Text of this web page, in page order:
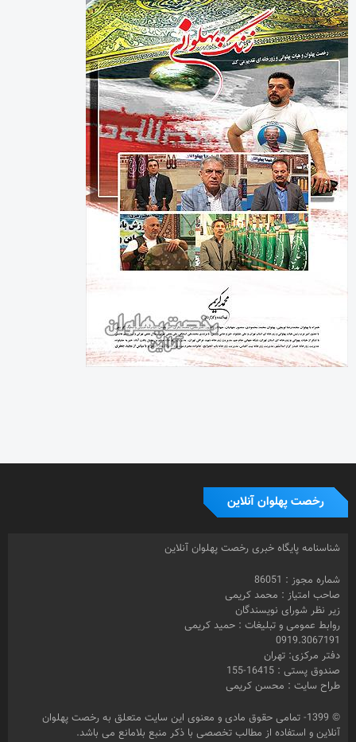
رخصت پهلوان آنلاین
شناسنامه پایگاه خبری رخصت پهلوان آنلاین
شماره مجوز : 86051
صاحب امتیاز : محمد کریمی
زیر نظر شورای نویسندگان
روابط عمومی و تبلیغات : حمید کریمی
0919.3067191
دفتر مرکزی: تهران
صندوق پستی : 16415-155
طراح سایت : محسن کریمی
© 1399- تمامی حقوق مادی و معنوی این سایت متعلق به رخصت پهلوان
آنلاین و استفاده از مطالب تخصصی با ذکر منبع بلامانع می باشد.